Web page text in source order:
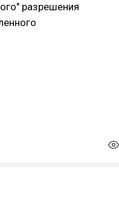
разрешения